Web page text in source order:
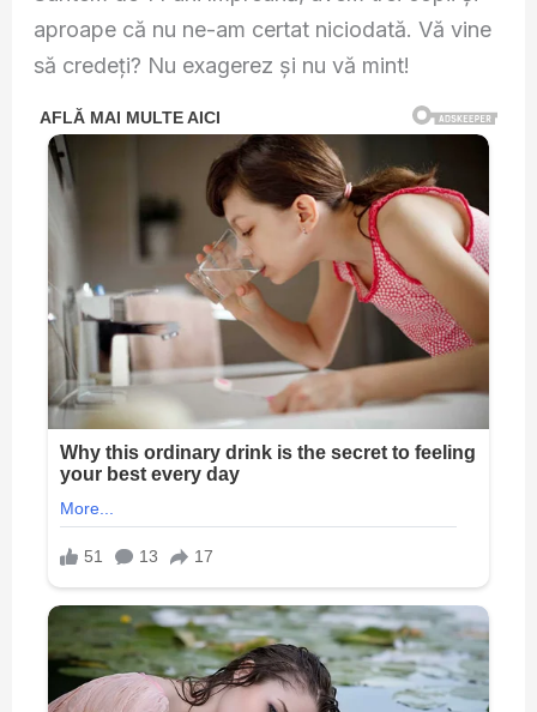
aproape că nu ne-am certat niciodată. Vă vine
să credeți? Nu exagerez și nu vă mint!